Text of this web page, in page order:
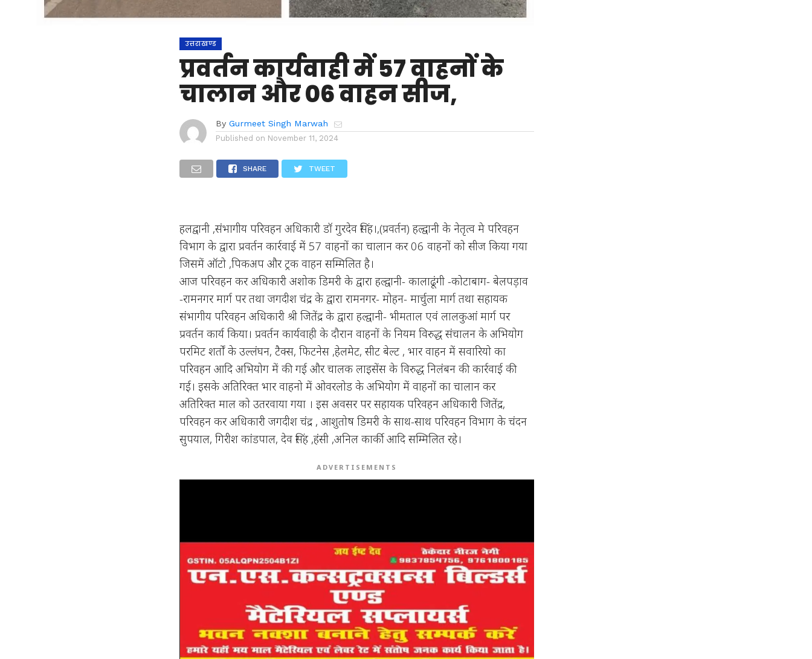
उत्तराखण्ड
प्रवर्तन कार्यवाही में 57 वाहनों के
चालान और 06 वाहन सीज,
By Gurmeet Singh Marwah
Published on November 11, 2024
SHARE TWEET
हलद्वानी ,संभागीय परिवहन अधिकारी डॉ गुरदेव सिंह।,(प्रवर्तन) हल्द्वानी के नेतृत्व मे परिवहन
विभाग के द्वारा प्रवर्तन कार्रवाई में 57 वाहनों का चालान कर 06 वाहनों को सीज किया गया
जिसमें ऑटो ,पिकअप और ट्रक वाहन सम्मिलित है।
आज परिवहन कर अधिकारी अशोक डिमरी के द्वारा हल्द्वानी- कालाढूंगी -कोटाबाग- बेलपड़ाव
-रामनगर मार्ग पर तथा जगदीश चंद्र के द्वारा रामनगर- मोहन- मार्चुला मार्ग तथा सहायक
संभागीय परिवहन अधिकारी श्री जितेंद्र के द्वारा हल्द्वानी- भीमताल एवं लालकुआं मार्ग पर
प्रवर्तन कार्य किया। प्रवर्तन कार्यवाही के दौरान वाहनों के नियम विरुद्ध संचालन के अभियोग
परमिट शर्तों के उल्लंघन, टैक्स, फिटनेस ,हेलमेट, सीट बेल्ट , भार वाहन में सवारियो का
परिवहन आदि अभियोग में की गई और चालक लाइसेंस के विरुद्ध निलंबन की कार्रवाई की
गई। इसके अतिरिक्त भार वाहनो में ओवरलोड के अभियोग में वाहनों का चालान कर
अतिरिक्त माल को उतरवाया गया । इस अवसर पर सहायक परिवहन अधिकारी जितेंद्र,
परिवहन कर अधिकारी जगदीश चंद्र , आशुतोष डिमरी के साथ-साथ परिवहन विभाग के चंदन
सुपयाल, गिरीश कांडपाल, देव सिंह ,हंसी ,अनिल कार्की आदि सम्मिलित रहे।
ADVERTISEMENTS